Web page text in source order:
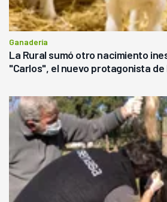
Ganadería
La Rural sumó otro nacimiento
"Carlos", el nuevo protagonista de